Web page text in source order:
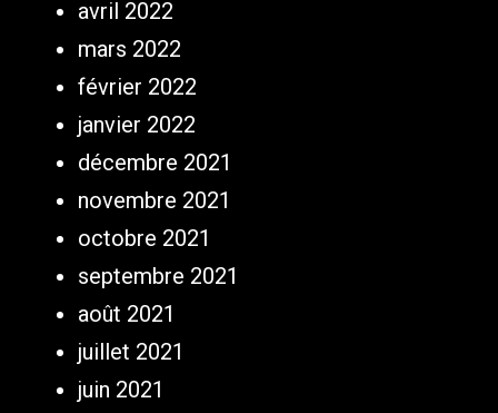
avril 2022
mars 2022
février 2022
janvier 2022
décembre 2021
novembre 2021
octobre 2021
septembre 2021
août 2021
juillet 2021
juin 2021